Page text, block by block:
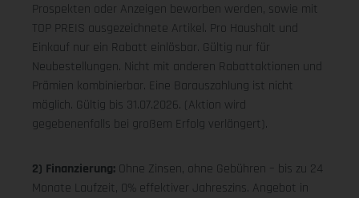
Prospekten oder Anzeigen beworben werden, sowie mit
TOP PREIS ausgezeichnete Artikel. Pro Haushalt und
Einkauf nur ein Rabatt einlösbar. Gültig nur für
Neubestellungen. Nicht mit anderen Rabattaktionen und
Prämien kombinierbar. Eine Barauszahlung ist nicht
möglich. Gültig bis 31.07.2026. (Aktion wird
gegebenenfalls bei großem Erfolg verlängert).
2) Finanzierung: Ohne Zinsen, ohne Gebühren – bis zu 24
Monate Laufzeit, 0% effektiver Jahreszins. Angebot in